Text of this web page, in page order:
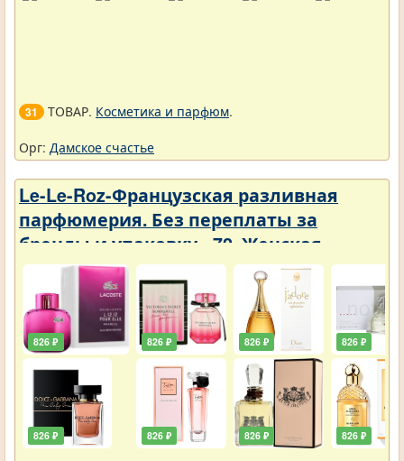
31 ТОВАР. Косметика и парфюм.
Орг: Дамское счастье
Le-Le-Roz-Французская разливная
парфюмерия. Без переплаты за
бренды и упаковку - 72. Женская -
Парфюмерия с фиксатором 50 ml
826 ₽
826 ₽
826 ₽
826 ₽
826 ₽
826 ₽
826 ₽
826 ₽